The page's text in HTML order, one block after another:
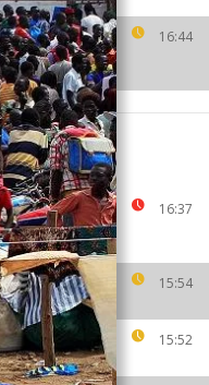
16:44
16:37
15:54
15:52